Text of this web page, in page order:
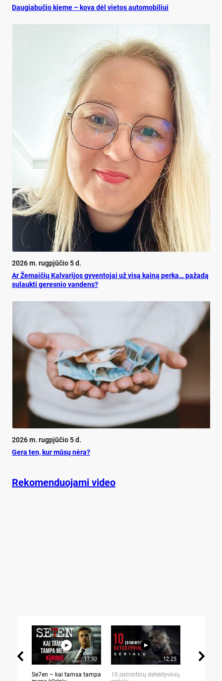
Dau­gia­bu­čio kie­me – ko­va dėl vie­tos au­to­mo­bi­liui
2026 m. rugpjūčio 5 d.
Ar Že­mai­čių Kal­va­ri­jos gy­ven­to­jai už vi­są kai­ną per­ka… pa­ža­dą
su­lauk­ti ge­res­nio van­dens?
2026 m. rugpjūčio 5 d.
Ge­ra ten, kur mū­sų nė­ra?
Rekomenduojami video
17:50
Se7en – kai tamsa tampa
12:25
10 įsimintinų detektyvinių